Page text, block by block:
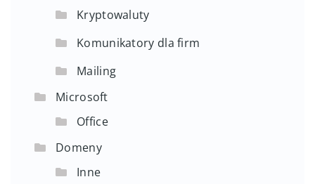
Kryptowaluty
Komunikatory dla firm
Mailing
Microsoft
Office
Domeny
Inne